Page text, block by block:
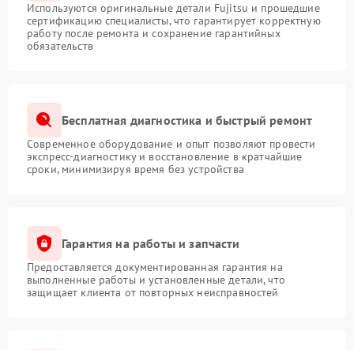
Используются оригинальные детали Fujitsu и прошедшие
сертификацию специалисты, что гарантирует корректную
работу после ремонта и сохранение гарантийных
обязательств
Бесплатная диагностика и быстрый ремонт
Современное оборудование и опыт позволяют провести
экспресс-диагностику и восстановление в кратчайшие
сроки, минимизируя время без устройства
Гарантия на работы и запчасти
Предоставляется документированная гарантия на
выполненные работы и установленные детали, что
защищает клиента от повторных неисправностей